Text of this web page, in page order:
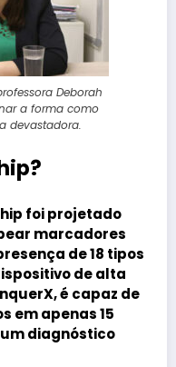
Deborah
a forma como
devastadora.
foi projetado
marcadores
de 18 tipos
de alta
é capaz de
em apenas 15
diagnóstico